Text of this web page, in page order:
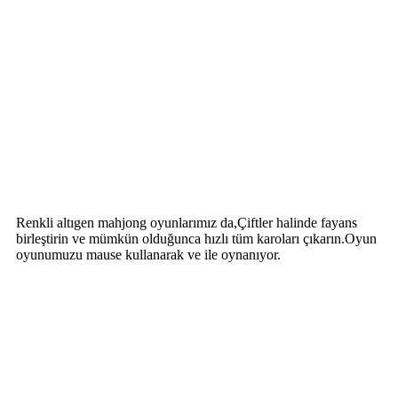
Renkli altıgen mahjong oyunlarımız da,Çiftler halinde fayans
birleştirin ve mümkün olduğunca hızlı tüm karoları çıkarın.Oyun
oyunumuzu mause kullanarak ve ile oynanıyor.